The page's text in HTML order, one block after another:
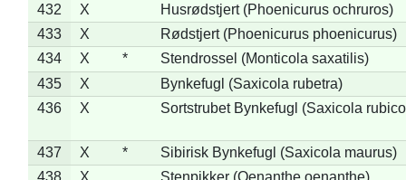
432
X
Husrødstjert (Phoenicurus ochruros)
433
X
Rødstjert (Phoenicurus phoenicurus)
434
X *
Stendrossel (Monticola saxatilis)
435
X
Bynkefugl (Saxicola rubetra)
436
X Sortstrubet Bynkefugl (Saxicola
437 X *
Sibirisk Bynkefugl (Saxicola maurus)
438
X Stenpikker (Oenanthe oenanthe)